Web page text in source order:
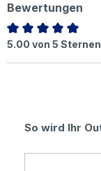
Bewertungen
Durchschnittliche
5.00 von 5 Sternen
So wird Ihr